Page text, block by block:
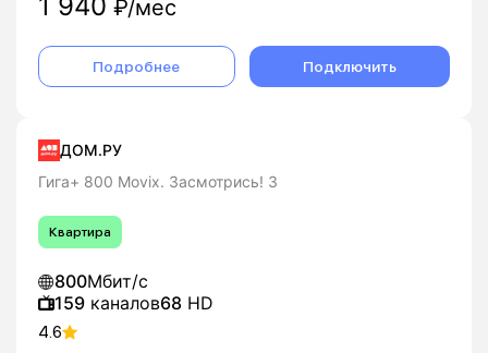
₽/мес
Подробнее Подключить
ДОМ.РУ
Гига+ 800 Movix. Засмотрись! 3
Квартира
800Мбит/с
159 каналов68 HD
4.6